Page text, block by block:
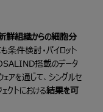
鮮組織からの細胞分
条件検討・パイロット
搭載のデータ
アを通じて、シングルセ
クトにおける結果を可